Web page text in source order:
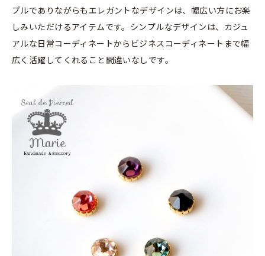
プルでありながらもエレガントなデザインは、幅広い方にお楽
しみいただけるアイテムです。シンプルなデザインは、カジュ
アルな日常コーディネートからビジネスコーディネートまで幅
広く活躍してくれること間違いなしです。